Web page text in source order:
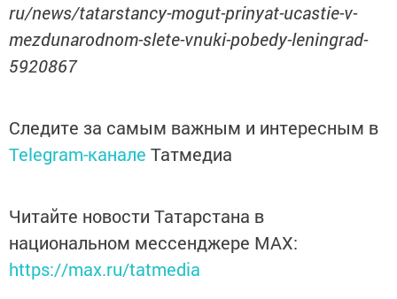
ru/news/tatarstancy-mogut-prinyat-ucastie-v-
mezdunarodnom-slete-vnuki-pobedy-leningrad-
5920867
Следите за самым важным и интересным в
Telegram-канале Татмедиа
Читайте новости Татарстана в
национальном мессенджере MАХ:
https://max.ru/tatmedia